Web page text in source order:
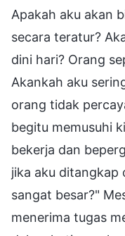
Apakah aku akan
secara teratur?
dini hari? Orang
Akankah aku
orang tidak
begitu memusuhi
bekerja dan
jika aku ditangkap
sangat besar?"
menerima tugas